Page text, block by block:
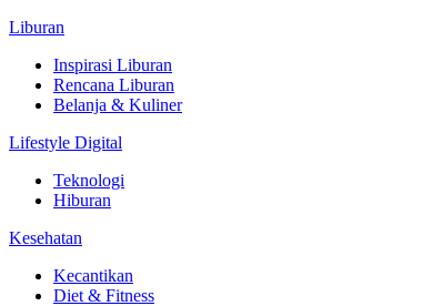
Liburan
Inspirasi Liburan
Rencana Liburan
Belanja & Kuliner
Lifestyle Digital
Teknologi
Hiburan
Kesehatan
Kecantikan
Diet & Fitness